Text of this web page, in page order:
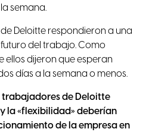
semana.
de Deloitte respondieron a una
del trabajo. Como
ellos dijeron que esperan
días a la semana o menos.
trabajadores de Deloitte
la «flexibilidad» deberían
de la empresa en